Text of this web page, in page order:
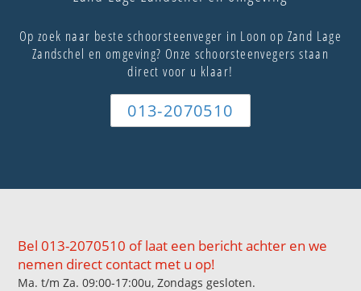
Op zoek naar beste schoorsteenveger in Loon op Zand Lage
Zandschel en omgeving? Onze schoorsteenvegers staan
direct voor u klaar!
013-2070510
Bel 013-2070510 of laat een bericht achter en we
nemen direct contact met u op!
Ma. t/m Za. 09:00-17:00u, Zondags gesloten.